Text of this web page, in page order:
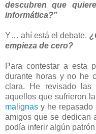
descubren que
informática?”
Y… ahí está el debate.
empieza de cero?
Para contestar a esta
durante horas y no he
clara. He revisado las
aquellos que sufrieron
malignas y he repasado
amigos que se dedican
podía inferir algún